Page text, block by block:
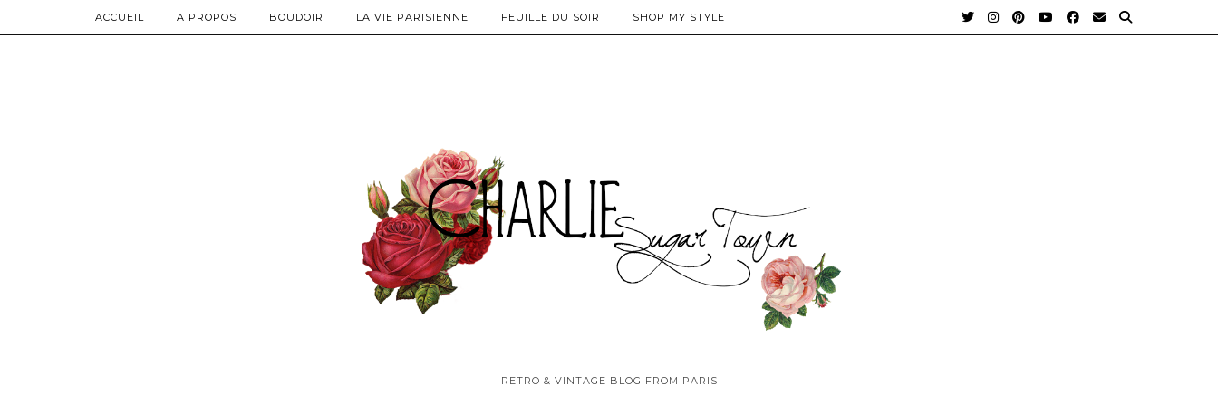
RETRO & VINTAGE BLOG FROM PARIS
ACCUEIL A PROPOS BOUDOIR LA VIE PARISIENNE FEUILLE DU SOIR SHOP MY STYLE